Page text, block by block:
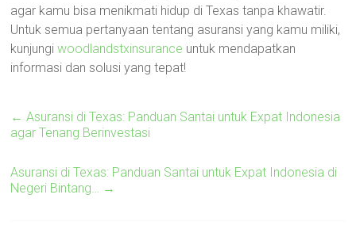
agar kamu bisa menikmati hidup di Texas tanpa khawatir.
Untuk semua pertanyaan tentang asuransi yang kamu miliki,
kunjungiwoodlandstxinsurance untuk mendapatkan
informasi dan solusi yang tepat!
← Asuransi di Texas: Panduan Santai untuk Expat Indonesia
agar Tenang Berinvestasi
Asuransi di Texas: Panduan Santai untuk Expat Indonesia di
Negeri Bintang… →